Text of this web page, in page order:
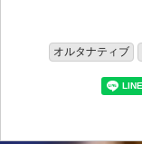
オルタナティブ